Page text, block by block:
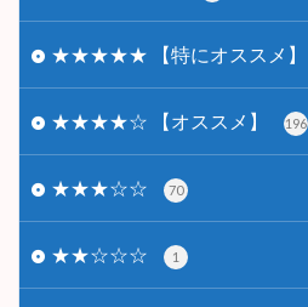
★★★★★ 【特にオススメ】
★★★★☆ 【オススメ】 196
★★★☆☆ 70
★★☆☆☆ 1